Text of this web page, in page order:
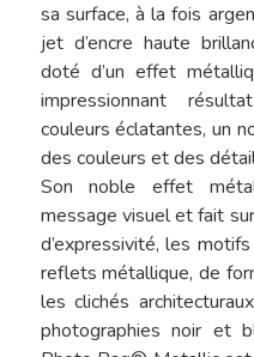
sa surface, à la fois
jet d’encre haute
doté d’un effet
impressionnant
couleurs éclatantes, un
des couleurs et des
Son noble effet
message visuel et fait
d’expressivité, les
reflets métallique, de
les clichés
photographies noir et